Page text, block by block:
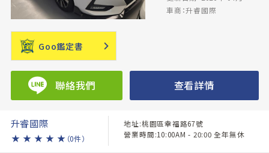
車商：升睿國際
Goo鑑定書
聯絡我們 查看詳情
升睿國際
★ ★ ★ ★ ★ （0件）
地址:桃園區幸福路67號
營業時間:10:00AM - 20:00 全年無休